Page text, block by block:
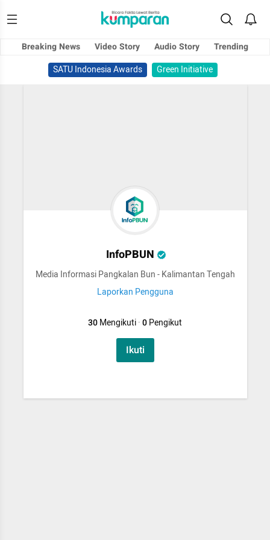
Breaking News Video Story Audio Story
Trending
SATU Indonesia Awards
Green Initiative
InfoPBUN
Media Informasi Pangkalan Bun - Kalimantan Tengah
Laporkan Pengguna
30Mengikuti·0Pengikut
Ikuti